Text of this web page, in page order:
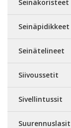
Seinäkoristeet
Seinäpidikkeet
Seinätelineet
Siivoussetit
Sivellintussit
Suurennuslasit